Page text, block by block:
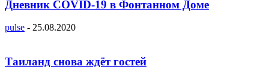
Дневник COVID-19 в Фонтанном Доме
pulse - 25.08.2020
Таиланд снова ждёт гостей